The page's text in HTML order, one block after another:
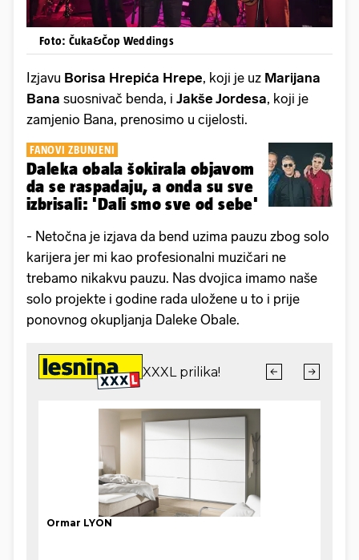
Foto: Čuka&Čop Weddings
Izjavu Borisa Hrepića Hrepe, koji je uz Marijana
Bana suosnivač benda, i Jakše Jordesa, koji je
zamjenio Bana, prenosimo u cijelosti.
FANOVI ZBUNJENI
Daleka obala šokirala objavom
da se raspadaju, a onda su sve
izbrisali: 'Dali smo sve od sebe'
- Netočna je izjava da bend uzima pauzu zbog solo
karijera jer mi kao profesionalni muzičari ne
trebamo nikakvu pauzu. Nas dvojica imamo naše
solo projekte i godine rada uložene u to i prije
ponovnog okupljanja Daleke Obale.